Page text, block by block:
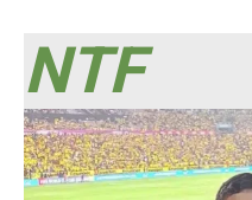
NTF